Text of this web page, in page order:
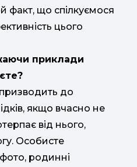
факт, що спілкуємося
цього
приклади
призводить до
якщо вчасно не
від нього,
Особисте
фото, родинні